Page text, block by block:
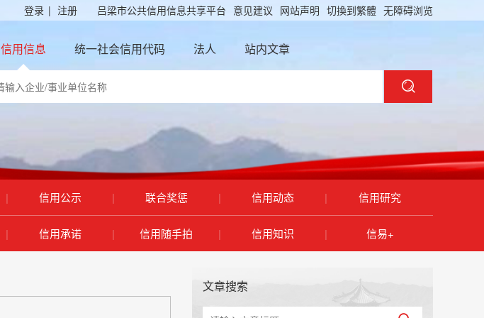
无障碍浏览
切換到繁體
网站声明
意见建议
吕梁市公共信用信息共享平台
登录 | 注册
信用信息 统一社会信用代码 法人 站内文章
| 信用公示 | 联合奖惩 | 信用动态 | 信用研究
| 信用承诺 | 信用随手拍 | 信用知识 | 信易+
文章搜索